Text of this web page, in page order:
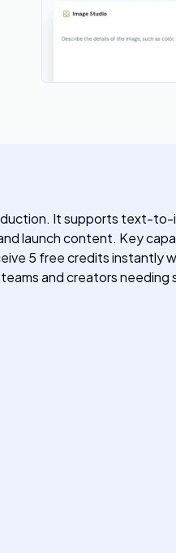
It supports text-
launch content. Key
5 free credits instantly
and creators needing